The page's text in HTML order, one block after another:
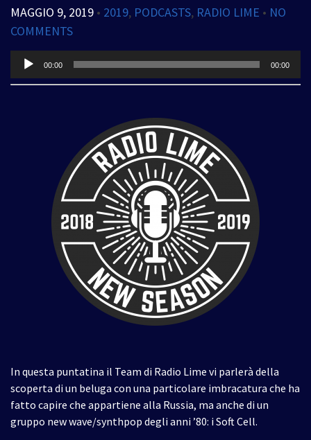
MAGGIO 9, 2019 • 2019, PODCASTS, RADIO LIME • NO
COMMENTS
Audio
00:00 00:00
In questa puntatina il Team di Radio Lime vi parlerà della
scoperta di un beluga con una particolare imbracatura che ha
fatto capire che appartiene alla Russia, ma anche di un
gruppo new wave/synthpop degli anni ’80: i Soft Cell.